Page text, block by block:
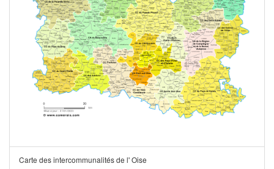
Carte des intercommunalités de l' Oise